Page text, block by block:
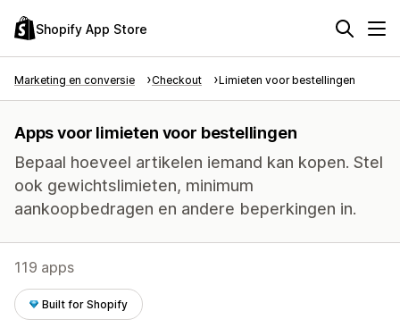
Shopify App Store
Marketing en conversie Checkout Limieten voor bestellingen
Apps voor limieten voor bestellingen
Bepaal hoeveel artikelen iemand kan kopen. Stel
ook gewichtslimieten, minimum
aankoopbedragen en andere beperkingen in.
119 apps
Built for Shopify